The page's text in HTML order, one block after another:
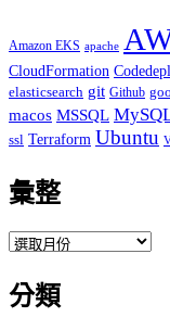
Amazon EKS apache
CloudFormation
elasticsearch git Github
macos MSSQL
ssl Terraform Ubuntu
彙整
彙
分類